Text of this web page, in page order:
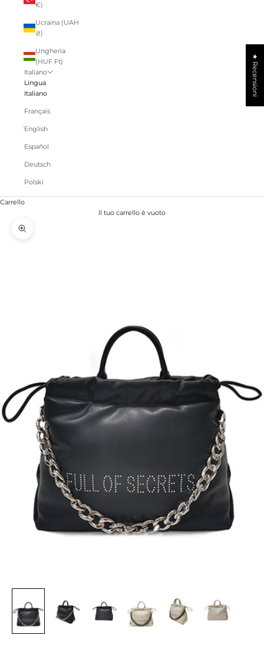
€)
Ucraina (UAH
₴)
Ungheria
(HUF Ft)
Italiano
Lingua
Italiano
Français
English
Español
Deutsch
Polski
Carrello
Il tuo carrello è vuoto
Ingrandisci immagine
★ Recensioni